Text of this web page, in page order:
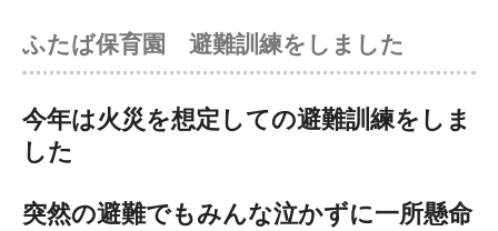
ふたば保育園 避難訓練をしました
今年は火災を想定しての避難訓練をしま
した
突然の避難でもみんな泣かずに一所懸命